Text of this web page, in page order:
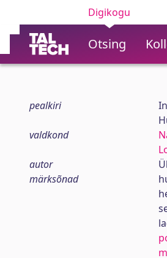
Digikogu
Otsing
pealkiri
valdkond
autor
märksõnad